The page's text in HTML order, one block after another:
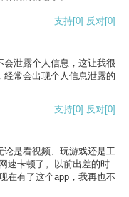
支持[0] 反对[0]
泄露个人信息，这让我很
常会出现个人信息泄露的
支持[0] 反对[0]
论是看视频、玩游戏还是工
速卡顿了。以前出差的时
在有了这个app，我再也不